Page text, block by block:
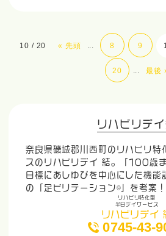
10 / 20 « 先頭 ... 8 9
20 ... 最後
リハビリデ
奈良県磯城郡川西町のリハビリ特
スのリハビリデイ 結。「100歳
目標にあしゆびを中心にした機能
の「足ビリテーション©」を考案！
リハビリ特化型
半日デイサービス
リハビリデイ
0745-43-